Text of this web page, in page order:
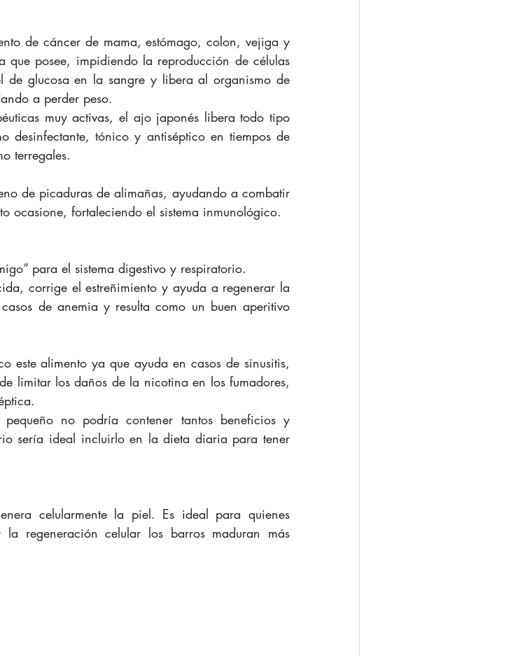
de cáncer de mama, estómago, colon, vejiga y
posee, impidiendo la reproducción de células
de glucosa en la sangre y libera al organismo de
a perder peso.
muy activas, el ajo japonés libera todo tipo
desinfectante, tónico y antiséptico en tiempos de
terregales.
de picaduras de alimañas, ayudando a combatir
ocasione, fortaleciendo el sistema inmunológico.
para el sistema digestivo y respiratorio.
corrige el estreñimiento y ayuda a regenerar la
de anemia y resulta como un buen aperitivo
este alimento ya que ayuda en casos de sinusitis,
limitar los daños de la nicotina en los fumadores,
no podría contener tantos beneficios y
sería ideal incluirlo en la dieta diaria para tener
celularmente la piel. Es ideal para quienes
regeneración celular los barros maduran más